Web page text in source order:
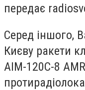
передає
Серед іншого,
Києву ракети
AIM-120C-8